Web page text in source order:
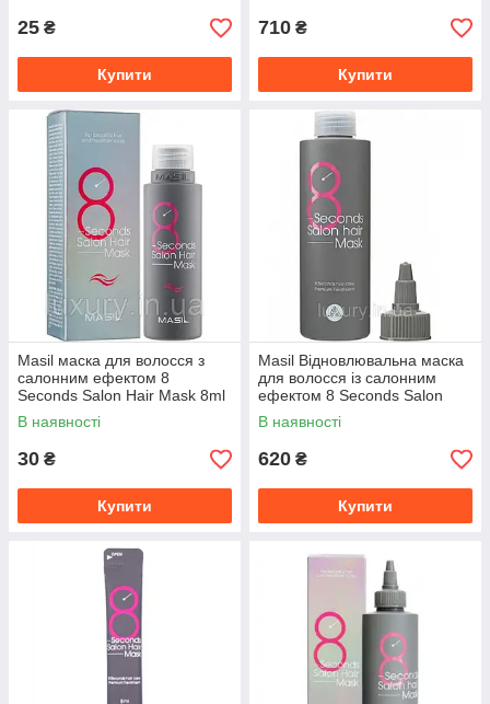
25 ₴
Купити
710 ₴
Купити
Masil маска для волосся з
салонним ефектом 8
Seconds Salon Hair Mask 8ml
В наявності
30 ₴
Купити
Masil Відновлювальна маска
для волосся із салонним
ефектом 8 Seconds Salon
Hair Mask 200
В наявності
620 ₴
Купити